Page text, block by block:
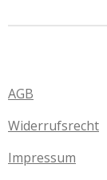
AGB
Widerrufsrecht
Impressum